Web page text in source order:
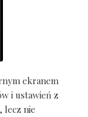
ekranem
i ustawień z
lecz nie